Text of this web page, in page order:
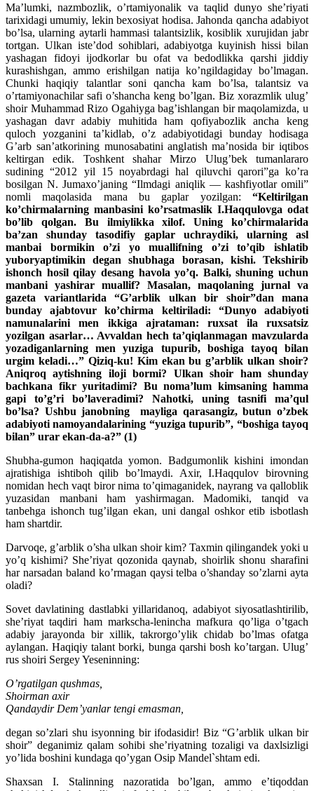
Ma’lumki, nazmbozlik, o’rtamiyonalik va taqlid dunyo she’riyati
tarixidagi umumiy, lekin bexosiyat hodisa. Jahonda qancha adabiyot
bo’lsa, ularning aytarli hammasi talantsizlik, kosiblik xurujidan jabr
tortgan. Ulkan iste’dod sohiblari, adabiyotga kuyinish hissi bilan
yashagan fidoyi ijodkorlar bu ofat va bedodlikka qarshi jiddiy
kurashishgan, ammo erishilgan natija ko’ngildagiday bo’lmagan.
Chunki haqiqiy talantlar soni qancha kam bo’lsa, talantsiz va
o’rtamiyonachilar safi o’shancha keng bo’lgan. Biz xorazmlik ulug’
shoir Muhammad Rizo Ogahiyga bag’ishlangan bir maqolamizda, u
yashagan davr adabiy muhitida ham qofiyabozlik ancha keng
quloch yozganini ta’kidlab, o’z adabiyotidagi bunday hodisaga
G’arb san’atkorining munosabatini anglatish ma’nosida bir iqtibos
keltirgan edik. Toshkent shahar Mirzo Ulug’bek tumanlararo
sudining “2012 yil 15 noyabrdagi hal qiluvchi qarori”ga ko’ra
bosilgan N. Jumaxo’janing “Ilmdagi aniqlik — kashfiyotlar omili”
nomli maqolasida mana bu gaplar yozilgan: “Keltirilgan
ko’chirmalarning manbasini ko’rsatmaslik I.Haqqulovga odat
bo’lib qolgan. Bu ilmiylikka xilof. Uning ko’chirmalarida
ba’zan shunday tasodifiy gaplar uchraydiki, ularning asl
manbai bormikin o’zi yo muallifning o’zi to’qib ishlatib
yuboryaptimikin degan shubhaga borasan, kishi. Tekshirib
ishonch hosil qilay desang havola yo’q. Balki, shuning uchun
manbani yashirar muallif? Masalan, maqolaning jurnal va
gazeta variantlarida “G’arblik ulkan bir shoir”dan mana
bunday ajabtovur ko’chirma keltiriladi: “Dunyo adabiyoti
namunalarini men ikkiga ajrataman: ruxsat ila ruxsatsiz
yozilgan asarlar… Avvaldan hech ta’qiqlanmagan mavzularda
yozadiganlarning men yuziga tupurib, boshiga tayoq bilan
urgim keladi…” Qiziq-ku! Kim ekan bu g’arblik ulkan shoir?
Aniqroq aytishning iloji bormi? Ulkan shoir ham shunday
bachkana fikr yuritadimi? Bu noma’lum kimsaning hamma
gapi to’g’ri bo’laveradimi? Nahotki, uning tasnifi ma’qul
bo’lsa? Ushbu janobning mayliga qarasangiz, butun o’zbek
adabiyoti namoyandalarining “yuziga tupurib”, “boshiga tayoq
bilan” urar ekan-da-a?” (1)
Shubha-gumon haqiqatda yomon. Badgumonlik kishini imondan
ajratishiga ishtiboh qilib bo’lmaydi. Axir, I.Haqqulov birovning
nomidan hech vaqt biror nima to’qimaganidek, nayrang va qalloblik
yuzasidan manbani ham yashirmagan. Madomiki, tanqid va
tanbehga ishonch tug’ilgan ekan, uni dangal oshkor etib isbotlash
ham shartdir.
Darvoqe, g’arblik o’sha ulkan shoir kim? Taxmin qilingandek yoki u
yo’q kishimi? She’riyat qozonida qaynab, shoirlik shonu sharafini
har narsadan baland ko’rmagan qaysi telba o’shanday so’zlarni ayta
oladi?
Sovet davlatining dastlabki yillaridanoq, adabiyot siyosatlashtirilib,
she’riyat taqdiri ham markscha-lenincha mafkura qo’liga o’tgach
adabiy jarayonda bir xillik, takrorgo’ylik chidab bo’lmas ofatga
aylangan. Haqiqiy talant borki, bunga qarshi bosh ko’targan. Ulug’
rus shoiri Sergey Yeseninning:
O’rgatilgan qushmas,
Shoirman axir
Qandaydir Dem’yanlar tengi emasman,
degan so’zlari shu isyonning bir ifodasidir! Biz “G’arblik ulkan bir
shoir” deganimiz qalam sohibi she’riyatning tozaligi va daxlsizligi
yo’lida boshini kundaga qo’ygan Osip Mandel`shtam edi.
Shaxsan I. Stalinning nazoratida bo’lgan, ammo e’tiqoddan